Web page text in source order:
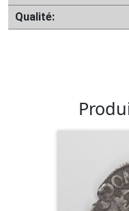
Qualité: